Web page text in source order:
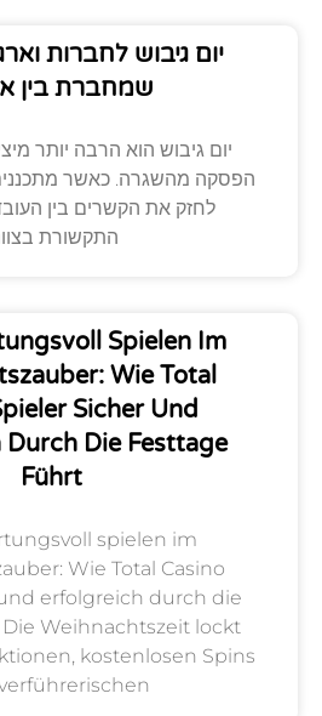
יום גיבוש לחברות
שמחברת בין
יום גיבוש הוא הרבה יותר
הפסקה מהשגרה. כאשר מתכננים
לחזק את הקשרים בין
התקשורת
Spielen Im
Wie Total
Sicher Und
Die Festtage
Führt
spielen im
Wie Total Casino
erfolgreich durch die
Weihnachtszeit lockt
kostenlosen Spins